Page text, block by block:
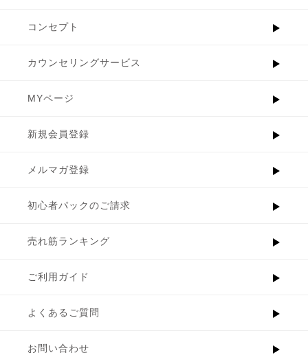
コンセプト
カウンセリングサービス
MYページ
新規会員登録
メルマガ登録
初心者パックのご請求
売れ筋ランキング
ご利用ガイド
よくあるご質問
お問い合わせ